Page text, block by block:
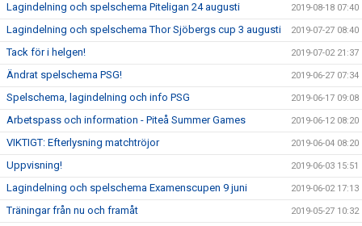
Lagindelning och spelschema Piteligan 24 augusti 2019-08-18 07:40
Lagindelning och spelschema Thor Sjöbergs cup 3 augusti 2019-07-27 08:40
Tack för i helgen! 2019-07-02 21:37
Ändrat spelschema PSG! 2019-06-27 07:34
Spelschema, lagindelning och info PSG 2019-06-17 09:08
Arbetspass och information - Piteå Summer Games 2019-06-12 08:20
VIKTIGT: Efterlysning matchtröjor 2019-06-04 08:20
Uppvisning! 2019-06-03 15:51
Lagindelning och spelschema Examenscupen 9 juni 2019-06-02 17:13
Träningar från nu och framåt 2019-05-27 10:32